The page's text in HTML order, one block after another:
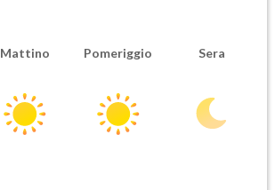
Mattino Pomeriggio Sera